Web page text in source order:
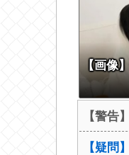
【画像
【警告
【疑問